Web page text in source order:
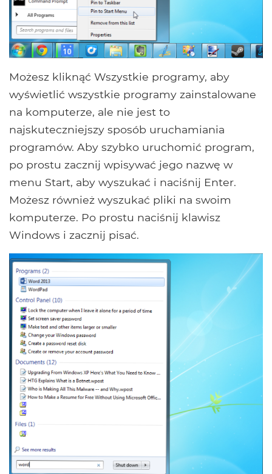
Możesz kliknąć Wszystkie programy, aby
wyświetlić wszystkie programy zainstalowane
na komputerze, ale nie jest to
najskuteczniejszy sposób uruchamiania
programów. Aby szybko uruchomić program,
po prostu zacznij wpisywać jego nazwę w
menu Start, aby wyszukać i naciśnij Enter.
Możesz również wyszukać pliki na swoim
komputerze. Po prostu naciśnij klawisz
Windows i zacznij pisać.